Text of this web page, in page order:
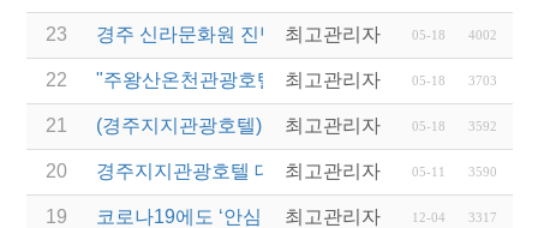
23 경주 신라문화원 진병길 원장 문화유산보호 봉사활
최고관리자 05-18 4002
22 "주왕산온천관광호텔 청송 관광명소로!"(최초게시
최고관리자 05-18 3703
21 (경주지지관광호텔)경매전문업체 지지옥션, 호텔업
최고관리자 05-18 3592
20 경주지지관광호텔 대박! "황리단길" 패키지
최고관리자 05-11 3590
19 코로나19에도 ‘안심’하고 갈 수 있는 ‘주왕산온천관
최고관리자 12-04 3317